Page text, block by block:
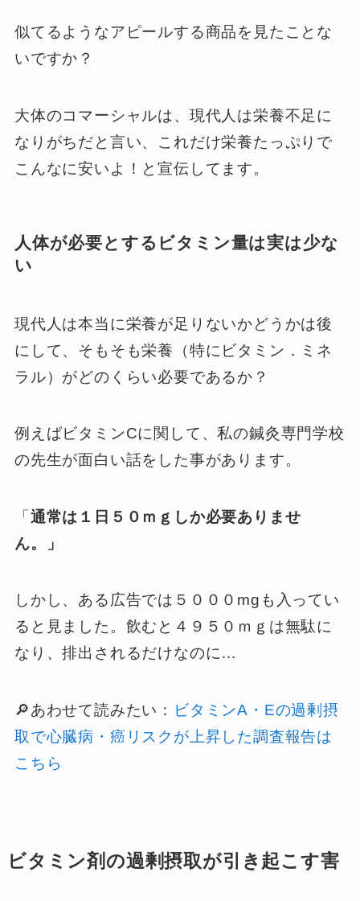
似てるようなアピールする商品を見たことな
いですか？
大体のコマーシャルは、現代人は栄養不足に
なりがちだと言い、これだけ栄養たっぷりで
こんなに安いよ！と宣伝してます。
人体が必要とするビタミン量は実は少な
い
現代人は本当に栄養が足りないかどうかは後
にして、そもそも栄養（特にビタミン．ミネ
ラル）がどのくらい必要であるか？
例えばビタミンCに関して、私の鍼灸専門学校
の先生が面白い話をした事があります。
「通常は１日５０ｍｇしか必要ありませ
ん。」
しかし、ある広告では５０００mgも入ってい
ると見ました。飲むと４９５０ｍｇは無駄に
なり、排出されるだけなのに…
🔎あわせて読みたい： ビタミンA・Eの過剰摂
取で心臓病・癌リスクが上昇した調査報告は
こちら
ビタミン剤の過剰摂取が引き起こす害